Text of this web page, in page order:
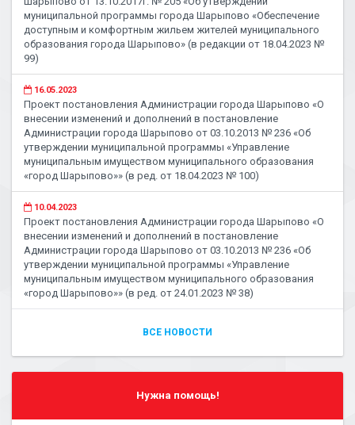
муниципальной программы города Шарыпово «Обеспечение
доступным и комфортным жильем жителей муниципального
образования города Шарыпово» (в редакции от 18.04.2023 №
99)
16.05.2023
Проект постановления Администрации города Шарыпово «О
внесении изменений и дополнений в постановление
Администрации города Шарыпово от 03.10.2013 № 236 «Об
утверждении муниципальной программы «Управление
муниципальным имуществом муниципального образования
«город Шарыпово»» (в ред. от 18.04.2023 № 100)
10.04.2023
Проект постановления Администрации города Шарыпово «О
внесении изменений и дополнений в постановление
Администрации города Шарыпово от 03.10.2013 № 236 «Об
утверждении муниципальной программы «Управление
муниципальным имуществом муниципального образования
«город Шарыпово»» (в ред. от 24.01.2023 № 38)
ВСЕ НОВОСТИ
Нужна помощь!